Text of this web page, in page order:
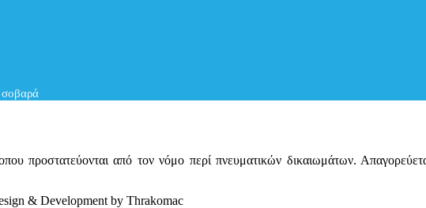
σοβαρά
προστατεύονται από τον νόμο περί πνευματικών δικαιωμάτων.
& Development by Thrakomac